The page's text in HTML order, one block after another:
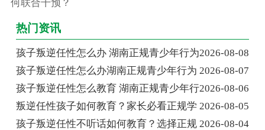
何联合干预？
热门资讯
孩子叛逆任性怎么办 湖南正规青少年行为2026-08-08
孩子叛逆任性怎么办湖南正规青少年行为 2026-08-07
孩子叛逆任性怎么教育 湖南正规青少年行2026-08-06
叛逆任性孩子如何教育？家长必看正规学 2026-08-05
孩子叛逆任性不听话如何教育？选择正规 2026-08-04